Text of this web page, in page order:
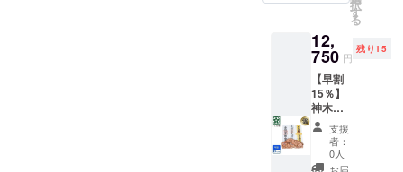
況によ
り出荷
時期が
遅れる
場合、
早急に
ご連絡
致しま
す。
F コー
販売予
定価格
15,000
円
（税・
送料
込）→
11,250
（税・
択
す
る
12,
750 円
残り15
【早割
15％】
神木屋
久杉・
壁掛け
用雲型
（スタ
支援
者：
0人
お届